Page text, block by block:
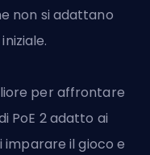
non si adattano
per affrontare
PoE 2 adatto ai
il gioco e